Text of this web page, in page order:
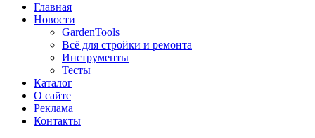
Главная
Новости
GardenTools
Всё для стройки и ремонта
Инструменты
Тесты
Каталог
О сайте
Реклама
Контакты